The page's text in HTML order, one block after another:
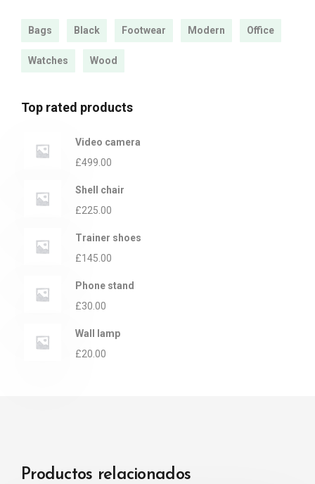
Bags Black Footwear Modern Office
Watches Wood
Top rated products
Video camera
£499.00
Shell chair
£225.00
Trainer shoes
£145.00
Phone stand
£30.00
Wall lamp
£20.00
Productos relacionados